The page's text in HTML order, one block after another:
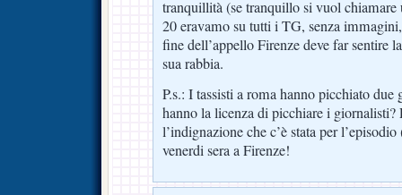
tranquillità (se tranquillo si vuol
20 eravamo su tutti i TG, senza
fine dell’appello Firenze deve far sentire
sua rabbia.
P.s.: I tassisti a roma hanno picchiato due
hanno la licenza di picchiare i giornalisti?
l’indignazione che c’è stata per
venerdi sera a Firenze!